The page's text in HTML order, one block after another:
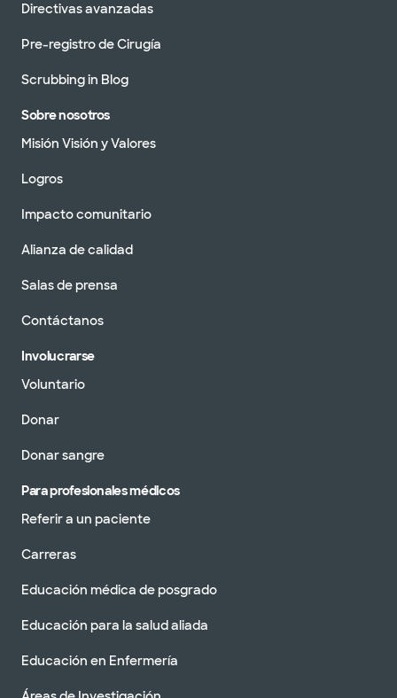
Directivas avanzadas
Pre-registro de Cirugía
Scrubbing in Blog
Sobre nosotros
Misión Visión y Valores
Logros
Impacto comunitario
Alianza de calidad
Salas de prensa
Contáctanos
Involucrarse
Voluntario
Donar
Donar sangre
Para profesionales médicos
Referir a un paciente
Carreras
Educación médica de posgrado
Educación para la salud aliada
Educación en Enfermería